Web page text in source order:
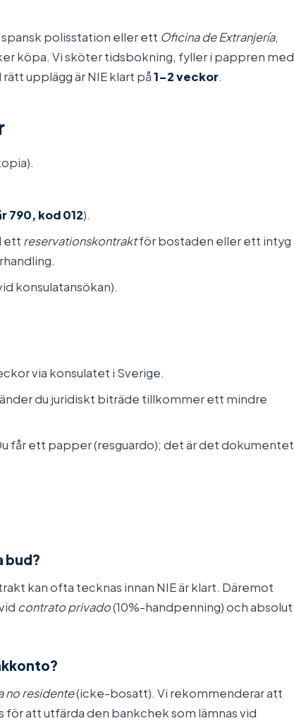
spansk polisstation eller ett Oficina de Extranjería,
köpa. Vi sköter tidsbokning, fyller i pappren med
upplägg är NIE klart på1–2 veckor.
790, kod 012).
ett reservationskontraktför bostaden eller ett intyg
konsulatansökan).
via konsulatet i Sverige.
du juridiskt biträde tillkommer ett mindre
får ett papper (resguardo); det är det dokumentet
bud?
kan ofta tecknas innan NIE är klart. Däremot
contrato privado(10%-handpenning) och absolut
no residente(icke-bosatt). Vi rekommenderar att
att utfärda den bankchek som lämnas vid